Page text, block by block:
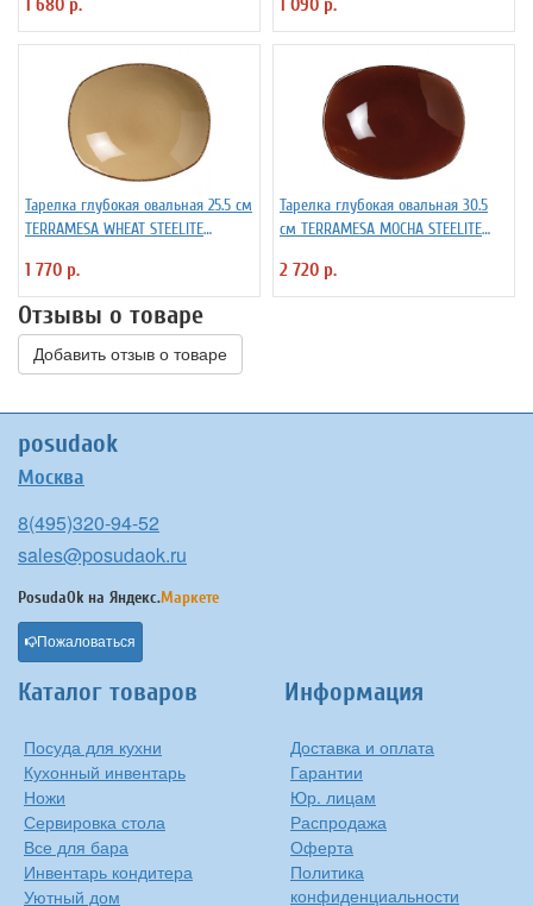
Тарелка глубокая овальная 25.5 см
TERRAMESA WHEAT STEELITE
1 770 р.
Тарелка глубокая овальная 30.5
см TERRAMESA MOCHA STEELITE
2 720 р.
Отзывы о товаре
Добавить отзыв о товаре
posudaok
Москва
8(495)320-94-52
sales@posudaok.ru
PosudaOk на Яндекс.Маркете
Пожаловаться
Каталог товаров
Посуда для кухни
Кухонный инвентарь
Ножи
Сервировка стола
Все для бара
Инвентарь кондитера
Уютный дом
Информация
Доставка и оплата
Гарантии
Юр. лицам
Распродажа
Оферта
Политика
конфиденциальности